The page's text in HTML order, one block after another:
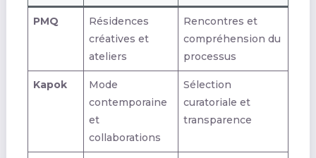
PMQ
Résidences
créatives et
ateliers
Rencontres et
compréhension du
processus
Kapok
Mode
contemporaine
et
collaborations
Sélection
curatoriale et
transparence